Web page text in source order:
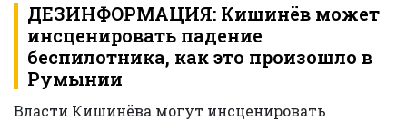
ДЕЗИНФОРМАЦИЯ: Кишинёв может
инсценировать падение
беспилотника, как это произошло в
Румынии
Власти Кишинёва могут инсценировать